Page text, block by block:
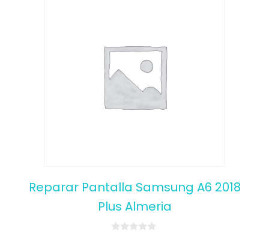
Reparar Pantalla Samsung A6 2018
Plus Almeria